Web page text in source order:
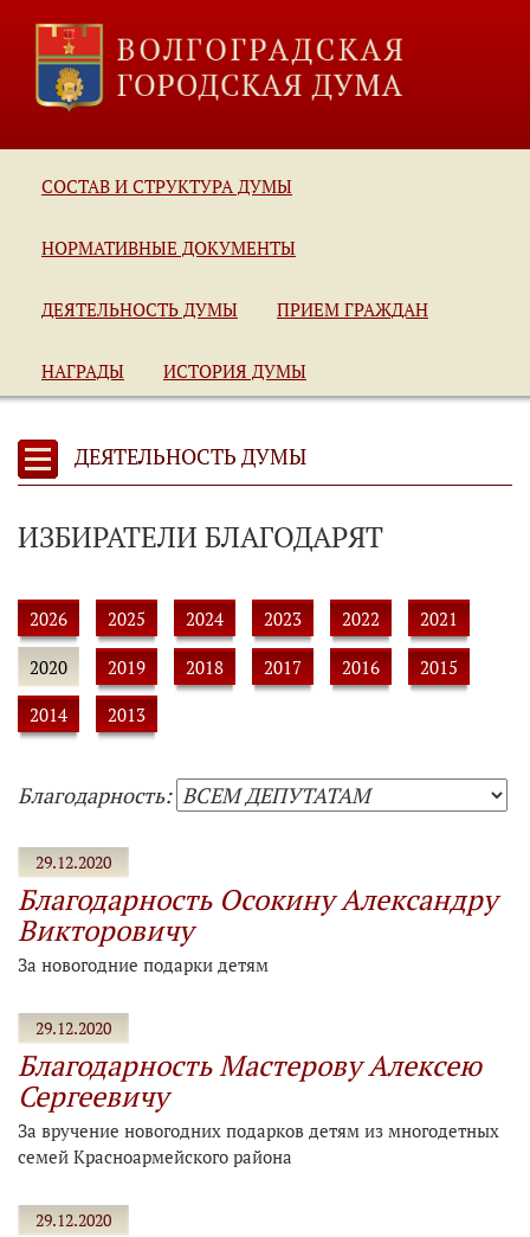
СОСТАВ И СТРУКТУРА ДУМЫ
НОРМАТИВНЫЕ ДОКУМЕНТЫ
ДЕЯТЕЛЬНОСТЬ ДУМЫ ПРИЕМ ГРАЖДАН
НАГРАДЫ ИСТОРИЯ ДУМЫ
ДЕЯТЕЛЬНОСТЬ ДУМЫ
ИЗБИРАТЕЛИ БЛАГОДАРЯТ
2026 2025 2024 2023 2022 2021
2020 2019 2018 2017 2016
2015
2014
2013
Благодарность:
29.12.2020
Благодарность Осокину Александру
Викторовичу
За новогодние подарки детям
29.12.2020
Благодарность Мастерову Алексею
Сергеевичу
За вручение новогодних подарков детям из многодетных
семей Красноармейского района
29.12.2020